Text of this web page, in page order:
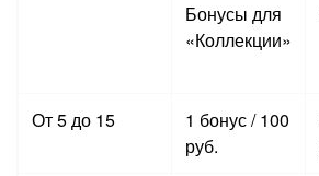
Бонусы для
«Коллекции»
От 5 до 15
1 бонус / 100
руб.